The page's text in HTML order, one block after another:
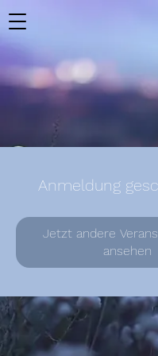
Anmeldung
Jetzt andere
ansehen